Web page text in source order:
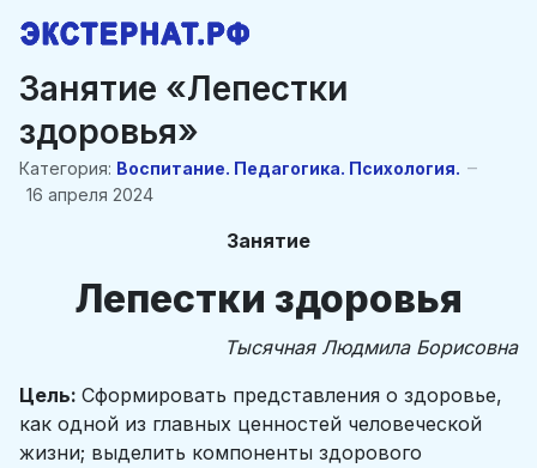
Занятие «Лепестки
здоровья»
Категория: Воспитание. Педагогика. Психология.
16 апреля 2024
Занятие
Лепестки здоровья
Тысячная Людмила Борисовна
Цель: Сформировать представления о здоровье,
как одной из главных ценностей человеческой
жизни; выделить компоненты здорового